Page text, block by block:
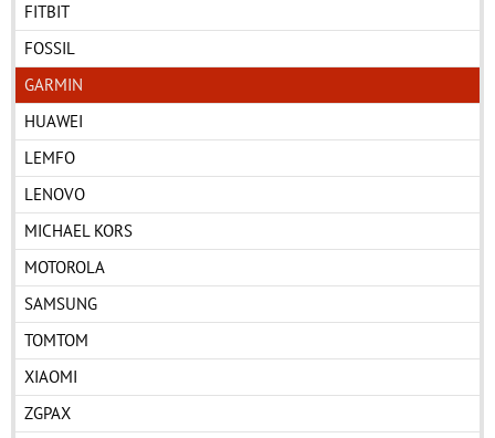
FITBIT
FOSSIL
GARMIN
HUAWEI
LEMFO
LENOVO
MICHAEL KORS
MOTOROLA
SAMSUNG
TOMTOM
XIAOMI
ZGPAX